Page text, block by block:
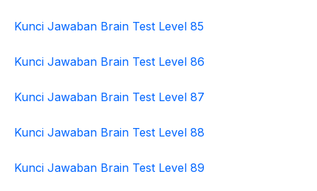
Kunci Jawaban Brain Test Level 85
Kunci Jawaban Brain Test Level 86
Kunci Jawaban Brain Test Level 87
Kunci Jawaban Brain Test Level 88
Kunci Jawaban Brain Test Level 89